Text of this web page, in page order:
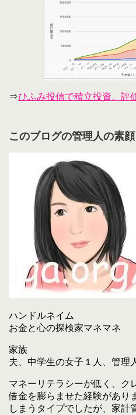
⇒ひふみ投信で積立投資。評
このブログの管理人の素顔
ハンドルネイム
お金と心の探検家マネマネ
家族
夫、中学生の女子１人、管理
マネーリテラシーが低く、ク
借金を膨らませた経験があり
しまうタイプでしたが、家計